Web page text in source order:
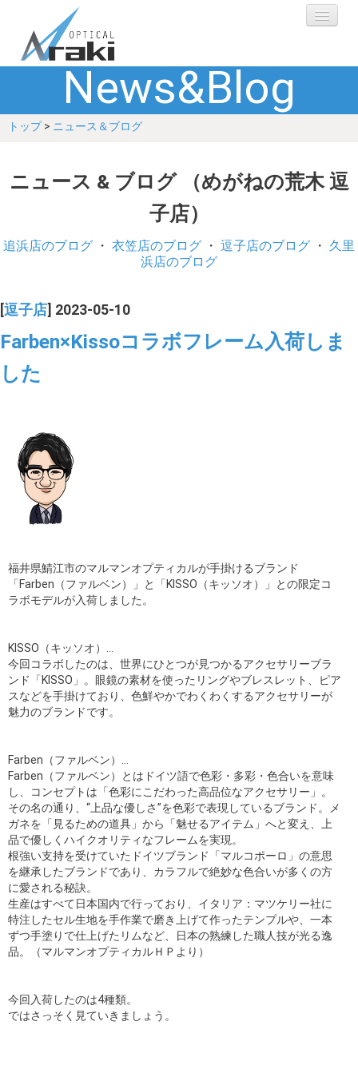
選ばれる理由
ブランド
ショップ
お客さまの声
ギャラリー
ブログ
採用
News&Blog
トップ> ニュース＆ブログ
ニュース & ブログ （めがねの荒木 逗
子店）
追浜店のブログ ・ 衣笠店のブログ ・ 逗子店のブログ ・ 久里
浜店のブログ
逗子店 ] 2023-05-10
Farben×Kissoコラボフレーム入荷しま
した
福井県鯖江市のマルマンオプティカルが手掛けるブランド
「Farben（ファルベン）」と「KISSO（キッソオ）」との限定コ
ラボモデルが入荷しました。
KISSO（キッソオ）…
今回コラボしたのは、世界にひとつが見つかるアクセサリーブラ
ンド「KISSO」。眼鏡の素材を使ったリングやブレスレット、ピア
スなどを手掛けており、色鮮やかでわくわくするアクセサリーが
魅力のブランドです。
Farben（ファルベン）…
Farben（ファルベン）とはドイツ語で色彩・多彩・色合いを意味
し、コンセプトは「色彩にこだわった高品位なアクセサリー」。
その名の通り、“上品な優しさ”を色彩で表現しているブランド。メ
ガネを「見るための道具」から「魅せるアイテム」へと変え、上
品で優しくハイクオリティなフレームを実現。
根強い支持を受けていたドイツブランド「マルコポーロ」の意思
を継承したブランドであり、カラフルで絶妙な色合いが多くの方
に愛される秘訣。
生産はすべて日本国内で行っており、イタリア：マツケリー社に
特注したセル生地を手作業で磨き上げて作ったテンプルや、一本
ずつ手塗りで仕上げたリムなど、日本の熟練した職人技が光る逸
品。（マルマンオプティカルＨＰより）
今回入荷したのは4種類。
ではさっそく見ていきましょう。